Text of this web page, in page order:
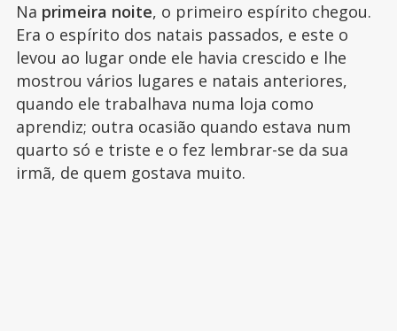
Na primeira noite, o primeiro espírito chegou.
Era o espírito dos natais passados, e este o
levou ao lugar onde ele havia crescido e lhe
mostrou vários lugares e natais anteriores,
quando ele trabalhava numa loja como
aprendiz; outra ocasião quando estava num
quarto só e triste e o fez lembrar-se da sua
irmã, de quem gostava muito.